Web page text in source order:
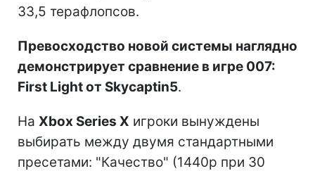
33,5 терафлопсов.
Превосходство новой системы наглядно
демонстрирует сравнение в игре 007:
First Light от Skycaptin5.
На Xbox Series X игроки вынуждены
выбирать между двумя стандартными
пресетами: "Качество" (1440p при 30